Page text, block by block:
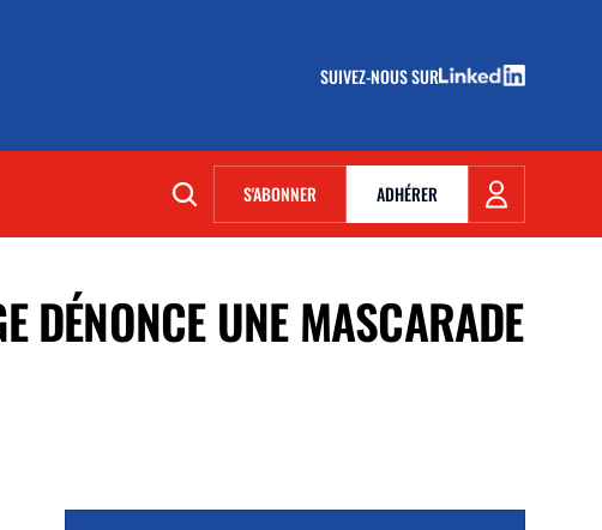
SUIVEZ-NOUS SUR
(NOUVELLE FENÊTRE)
S'ABONNER(NOUVELLE FENÊTRE)
ADHÉRER
DÉNONCE UNE MASCARADE